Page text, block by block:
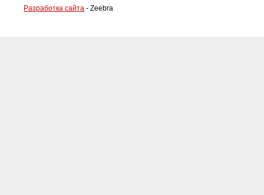
Разработка сайта - Zeebra